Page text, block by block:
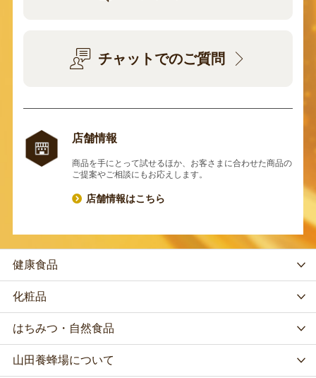
チャットでのご質問
店舗情報
商品を手にとって試せるほか、お客さまに合わせた商品の
ご提案やご相談にもお応えします。
店舗情報はこちら
健康食品
化粧品
はちみつ・自然食品
山田養蜂場について